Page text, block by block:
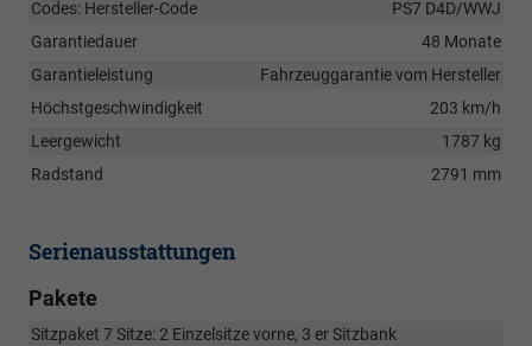
Codes: Hersteller-Code
PS7 D4D/WWJ
Garantiedauer
48 Monate
Garantieleistung
Fahrzeuggarantie vom Hersteller
Höchstgeschwindigkeit
203 km/h
Leergewicht
1787 kg
Radstand
2791 mm
Serienausstattungen
Pakete
Sitzpaket 7 Sitze: 2 Einzelsitze vorne, 3 er Sitzbank